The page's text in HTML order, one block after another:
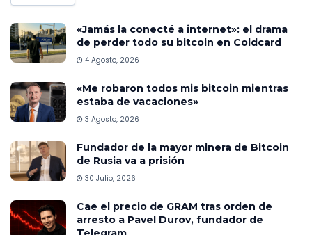
«Jamás la conecté a internet»: el drama
de perder todo su bitcoin en Coldcard
4 Agosto, 2026
«Me robaron todos mis bitcoin mientras
estaba de vacaciones»
3 Agosto, 2026
Fundador de la mayor minera de Bitcoin
de Rusia va a prisión
30 Julio, 2026
Cae el precio de GRAM tras orden de
arresto a Pavel Durov, fundador de